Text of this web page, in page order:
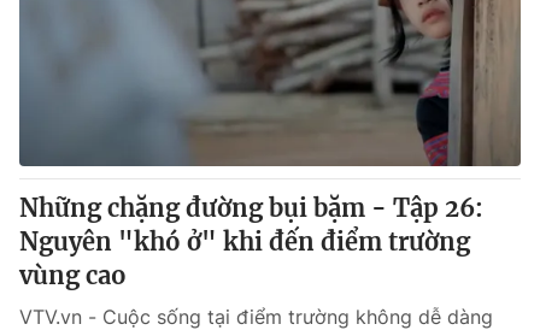
Những chặng đường bụi bặm - Tập 26:
Nguyên "khó ở" khi đến điểm trường
vùng cao
VTV.vn - Cuộc sống tại điểm trường không dễ dàng